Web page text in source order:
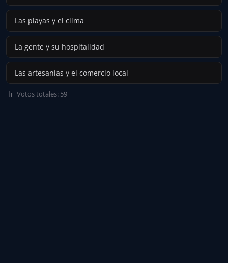
Las playas y el clima
La gente y su hospitalidad
Las artesanías y el comercio local
Votos totales: 59